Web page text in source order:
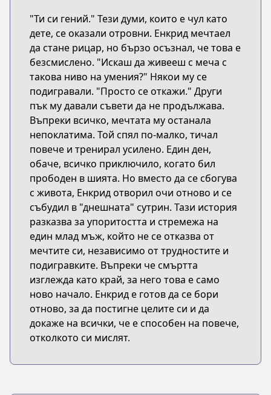
"Ти си гений." Тези думи, които е чул като
дете, се оказали отровни. Енкрид мечтаел
да стане рицар, но бързо осъзнал, че това е
безсмислено. "Искаш да живееш с меча с
такова ниво на умения?" Някои му се
подигравали. "Просто се откажи." Други
пък му давали съвети да не продължава.
Въпреки всичко, мечтата му останала
непоклатима. Той спял по-малко, тичал
повече и тренирал усилено. Един ден,
обаче, всичко приключило, когато бил
прободен в шията. Но вместо да се сбогува
с живота, Енкрид отворил очи отново и се
събудил в "днешната" сутрин. Тази история
разказва за упоритостта и стремежа на
един млад мъж, който не се отказва от
мечтите си, независимо от трудностите и
подигравките. Въпреки че смъртта
изглежда като край, за него това е само
ново начало. Енкрид е готов да се бори
отново, за да постигне целите си и да
докаже на всички, че е способен на повече,
отколкото си мислят.